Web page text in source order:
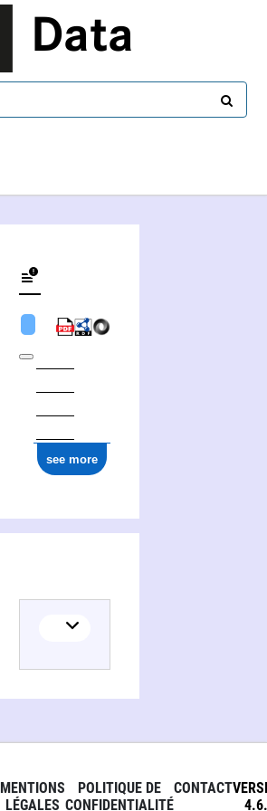
Data
see more
MENTIONS
LÉGALES
POLITIQUE DE
CONFIDENTIALITÉ
CONTACT